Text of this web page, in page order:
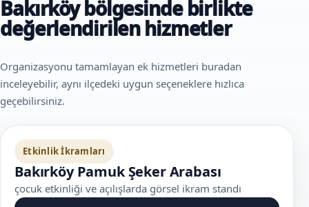
Bakırköy bölgesinde birlikte
değerlendirilen hizmetler
Organizasyonu tamamlayan ek hizmetleri buradan
inceleyebilir, aynı ilçedeki uygun seçeneklere hızlıca
geçebilirsiniz.
Etkinlik İkramları
Bakırköy Pamuk Şeker Arabası
çocuk etkinliği ve açılışlarda görsel ikram standı